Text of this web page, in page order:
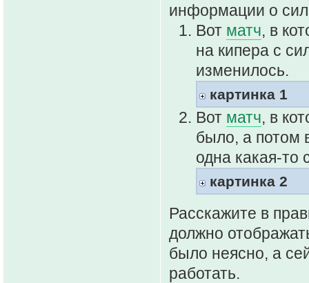
информации о
Вот матч, в
на кипера с
изменилось.
картинка 1
Вот матч, в
было, а потом
одна какая-то
картинка 2
Расскажите в
должно
было неясно, а
работать.